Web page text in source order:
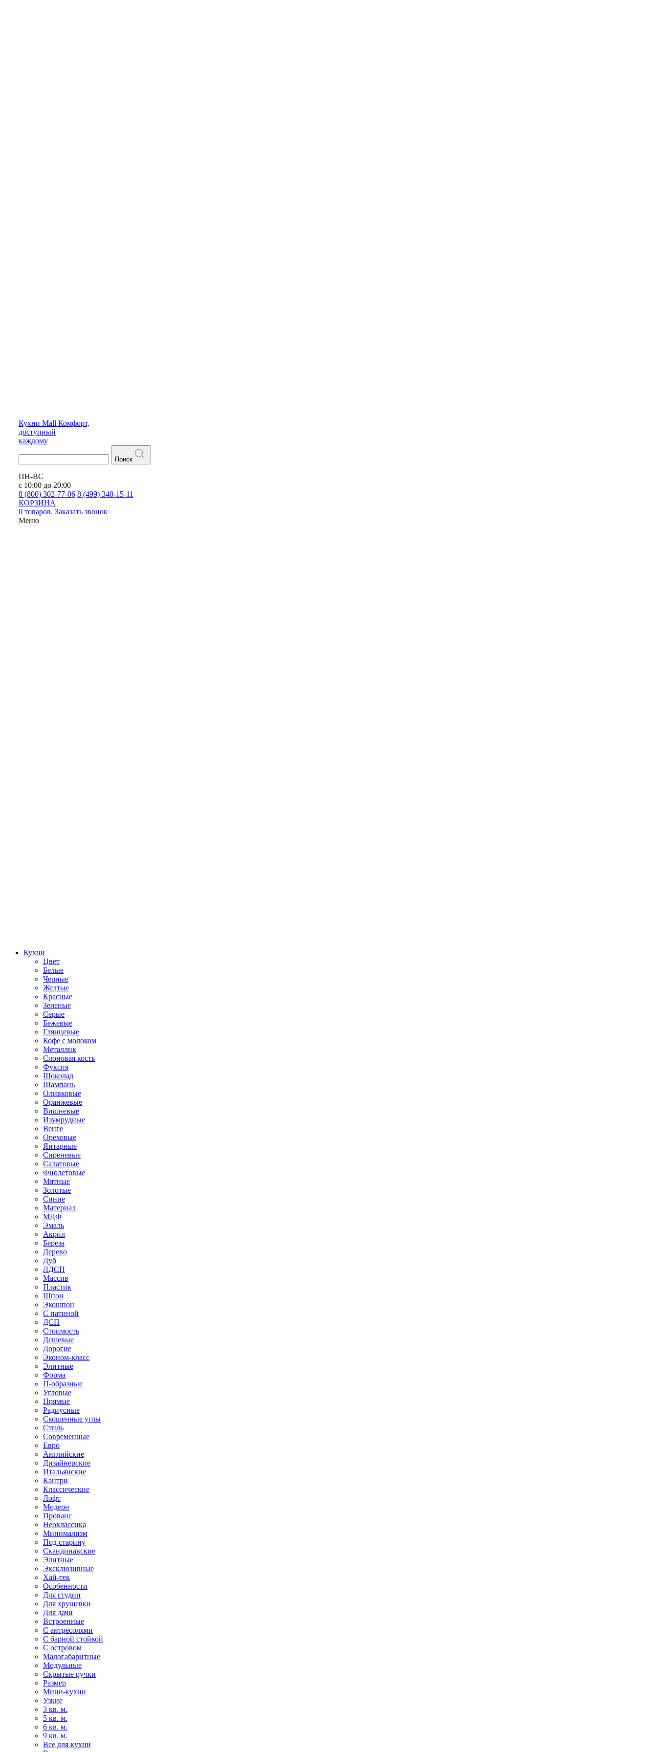
Кухни Mall Комфорт,
доступный
каждому
Поиск
ПН-ВС
с 10:00 до 20:00
8 (800) 302-77-06 8 (499) 348-15-11
КОРЗИНА
0 товаров. Заказать звонок
Меню
Кухни
Цвет
Белые
Черные
Желтые
Красные
Зеленые
Серые
Бежевые
Глянцевые
Кофе с молоком
Металлик
Слоновая кость
Фуксия
Шоколад
Шампань
Оливковые
Оранжевые
Вишневые
Изумрудные
Венге
Ореховые
Янтарные
Сиреневые
Салатовые
Фиолетовые
Мятные
Золотые
Синие
Материал
МДФ
Эмаль
Акрил
Береза
Дерево
Дуб
ЛДСП
Массив
Пластик
Шпон
Экошпон
С патиной
ДСП
Стоимость
Дешевые
Дорогие
Эконом-класс
Элитные
Форма
П-образные
Угловые
Прямые
Радиусные
Скошенные углы
Стиль
Современные
Евро
Английские
Дизайнерские
Итальянские
Кантри
Классические
Лофт
Модерн
Прованс
Неоклассика
Минимализм
Под старину
Скандинавские
Элитные
Эксклюзивные
Хай-тек
Особенности
Для студии
Для хрущевки
Для дачи
Встроенные
С антресолями
С барной стойкой
С островом
Малогабаритные
Модульные
Скрытые ручки
Размер
Мини-кухни
Узкие
3 кв. м.
5 кв. м.
6 кв. м.
9 кв. м.
Все для кухни